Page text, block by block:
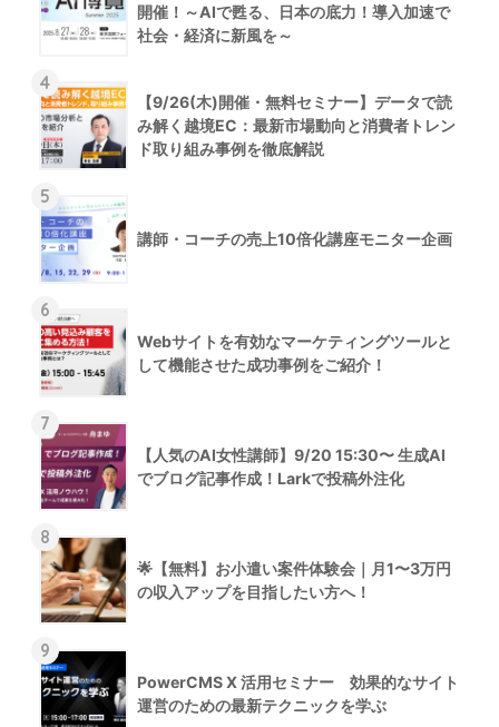
開催！～AIで甦る、日本の底力！導入加速で
社会・経済に新風を～
4
【9/26(木)開催・無料セミナー】データで読
み解く越境EC：最新市場動向と消費者トレン
ド取り組み事例を徹底解説
5
講師・コーチの売上10倍化講座モニター企画
6
Webサイトを有効なマーケティングツールと
して機能させた成功事例をご紹介！
7
【人気のAI女性講師】9/20 15:30〜 生成AI
でブログ記事作成！Larkで投稿外注化
8
🌟【無料】お小遣い案件体験会｜月1〜3万円
の収入アップを目指したい方へ！
9
PowerCMS X 活用セミナー 効果的なサイト
運営のための最新テクニックを学ぶ